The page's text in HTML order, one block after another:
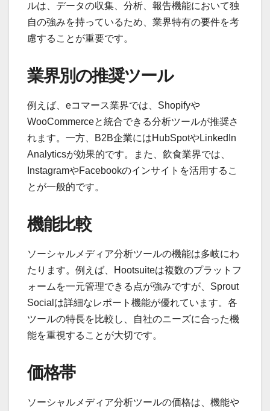
ルは、データの収集、分析、報告機能において独
自の強みを持っているため、業界特有の要件を考
慮することが重要です。
業界別の推奨ツール
例えば、eコマース業界では、Shopifyや
WooCommerceと統合できる分析ツールが推奨さ
れます。一方、B2B企業にはHubSpotやLinkedIn
Analyticsが効果的です。また、飲食業界では、
InstagramやFacebookのインサイトを活用するこ
とが一般的です。
機能比較
ソーシャルメディア分析ツールの機能は多岐にわ
たります。例えば、Hootsuiteは複数のプラットフ
ォームを一元管理できる点が強みですが、Sprout
Socialは詳細なレポート機能が優れています。各
ツールの特長を比較し、自社のニーズに合った機
能を重視することが大切です。
価格帯
ソーシャルメディア分析ツールの価格は、機能や